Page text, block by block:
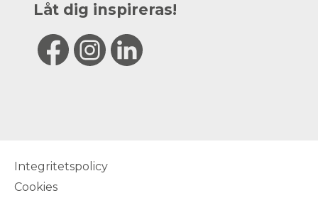
Låt dig inspireras!
Integritetspolicy
Cookies